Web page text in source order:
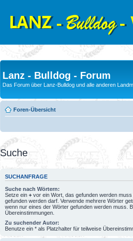
Lanz - Bulldog - Forum
Das Forum über Lanz-Bulldog und alle anderen
Foren-Übersicht
Suche
SUCHANFRAGE
Suche nach Wörtern:
Setze ein + vor ein Wort, das gefunden werden muss
gefunden werden darf. Verwende mehrere Wörter
wenn nur eines der Wörter gefunden werden muss.
Übereinstimmungen.
Zu suchender Autor:
Benutze ein * als Platzhalter für teilweise